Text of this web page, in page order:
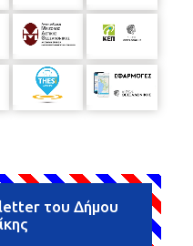
του Δήμου